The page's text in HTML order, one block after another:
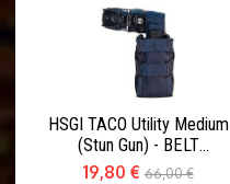
HSGI TACO Utility Medium
(Stun Gun) - BELT
MOUNT(ABM)
19,80 € 66,00 €